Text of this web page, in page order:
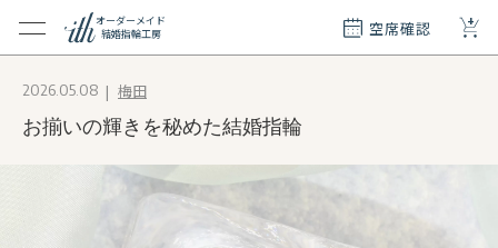
オーダーメイド
結婚指輪工房
空席確認 +
メイド
2026.05.08 梅田
お揃いの輝きを秘めた結婚指輪